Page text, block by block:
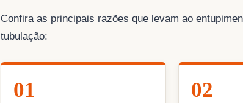
Confira as principais razões que levam ao
tubulação:
01 02